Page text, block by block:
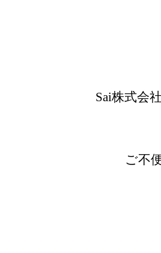
Sai株式会
ご不